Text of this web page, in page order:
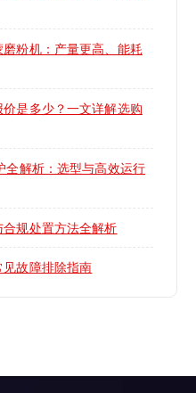
粉机：产量更高、能耗
是多少？一文详解选购
全解析：选型与高效运行
规处置方法全解析
故障排除指南